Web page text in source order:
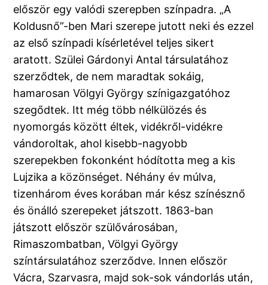
először egy valódi szerepben színpadra. „A
Koldusnő”-ben Mari szerepe jutott neki és ezzel
az első színpadi kísérletével teljes sikert
aratott. Szülei Gárdonyi Antal társulatához
szerződtek, de nem maradtak sokáig,
hamarosan Völgyi György színigazgatóhoz
szegődtek. Itt még több nélkülözés és
nyomorgás között éltek, vidékről-vidékre
vándoroltak, ahol kisebb-nagyobb
szerepekben fokonként hódította meg a kis
Lujzika a közönséget. Néhány év múlva,
tizenhárom éves korában már kész színésznő
és önálló szerepeket játszott. 1863-ban
játszott először szülővárosában,
Rimaszombatban, Völgyi György
színtársulatához szerződve. Innen először
Vácra, Szarvasra, majd sok-sok vándorlás után,